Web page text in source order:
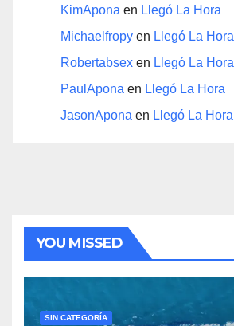
KimApona en Llegó La Hora
Michaelfropy en Llegó La Hora
Robertabsex en Llegó La Hora
PaulApona en Llegó La Hora
JasonApona en Llegó La Hora
YOU MISSED
SIN CATEGORÍA